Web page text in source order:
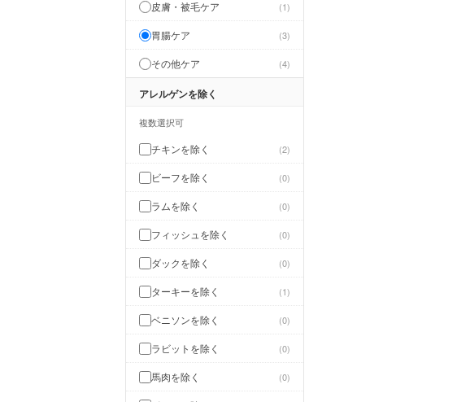
皮膚・被毛ケア 1
胃腸ケア 3
その他ケア 4
アレルゲンを除く
複数選択可
チキンを除く 2
ビーフを除く 0
ラムを除く 0
フィッシュを除く 0
ダックを除く 0
ターキーを除く 1
ベニソンを除く 0
ラビットを除く 0
馬肉を除く 0